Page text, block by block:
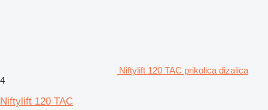
Niftylift 120 TAC prikolica dizalica
4
Niftylift 120 TAC